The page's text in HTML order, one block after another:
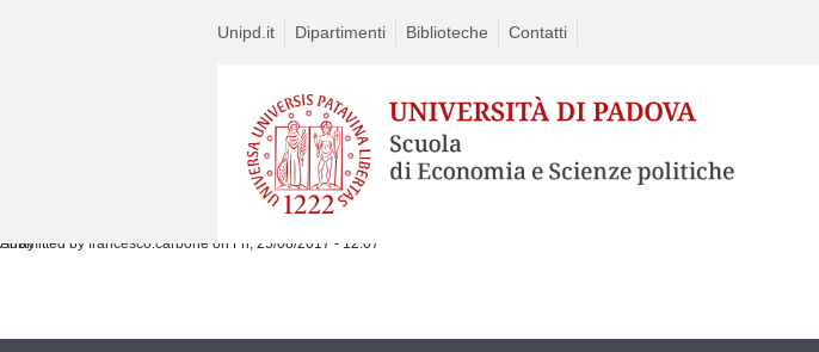
Unipd.it Dipartimenti Biblioteche Contatti
Submitted by francesco.carbone on Fri, 25/08/2017 - 12:07
Array